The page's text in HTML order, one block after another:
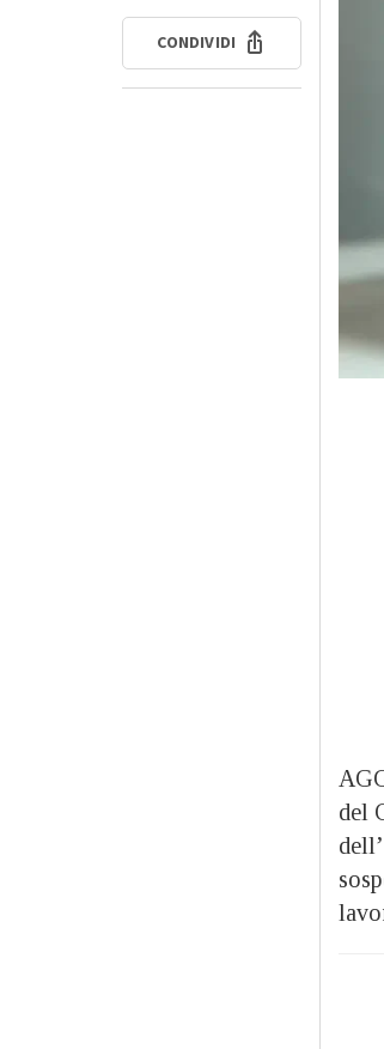
CONDIVIDI
del